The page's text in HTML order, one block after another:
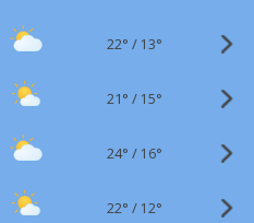
22° / 13°
21° / 15°
24° / 16°
22° / 12°